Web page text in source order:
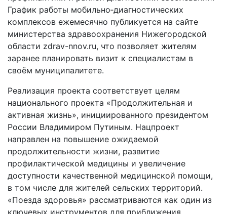
График работы мобильно‑диагностических
комплексов ежемесячно публикуется на сайте
министерства здравоохранения Нижегородской
области zdrav-nnov.ru, что позволяет жителям
заранее планировать визит к специалистам в
своём муниципалитете.
Реализация проекта соответствует целям
национального проекта «Продолжительная и
активная жизнь», инициированного президентом
России Владимиром Путиным. Нацпроект
направлен на повышение ожидаемой
продолжительности жизни, развитие
профилактической медицины и увеличение
доступности качественной медицинской помощи,
в том числе для жителей сельских территорий.
«Поезда здоровья» рассматриваются как один из
ключевых инструментов для приближения